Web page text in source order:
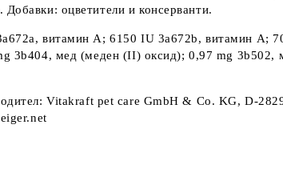
Добавки: оцветители и консерванти.
витамин A; 6150 IU 3a672b, витамин A;
3b404, мед (меден (II) оксид); 0,97 mg
: Vitakraft pet care GmbH & Co. KG, D-